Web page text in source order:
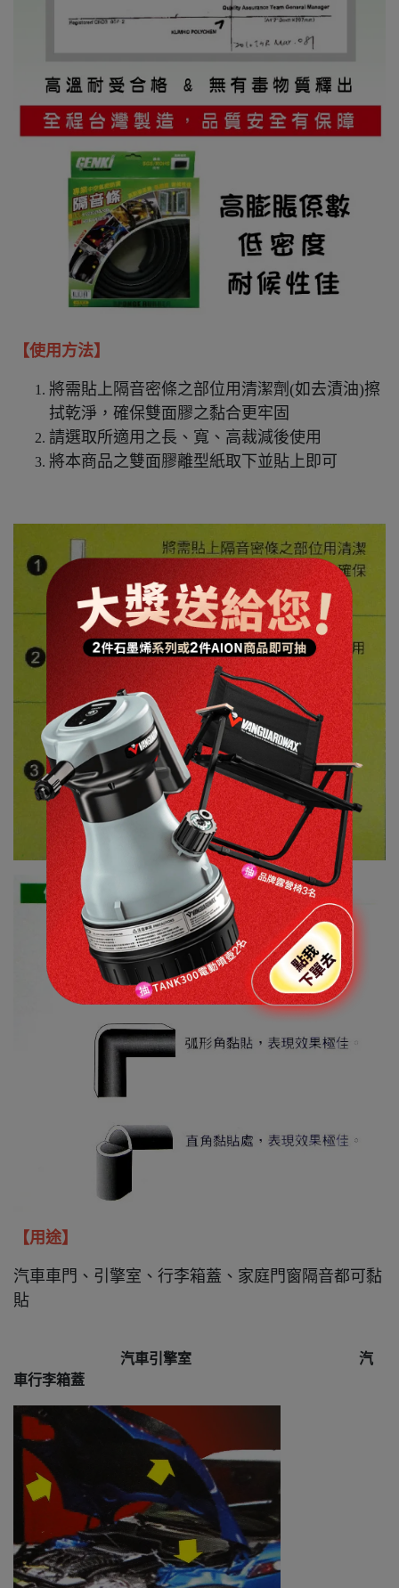
【使用方法】
將需貼上隔音密條之部位用清潔劑(如去漬油)擦
拭乾淨，確保雙面膠之黏合更牢固
請選取所適用之長、寬、高裁減後使用
將本商品之雙面膠離型紙取下並貼上即可
【用途】
汽車車門、引擎室、行李箱蓋、家庭門窗隔音都可黏
貼
汽車引擎室 汽
車行李箱蓋